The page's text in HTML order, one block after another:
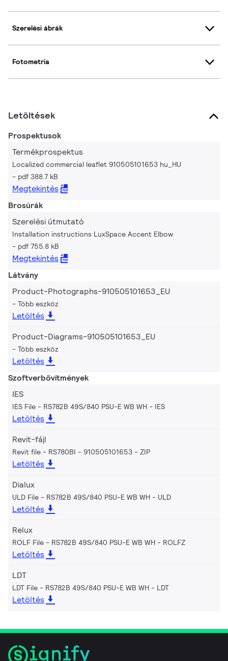
Szerelési ábrák
Fotometria
Letöltések
Prospektusok
Termékprospektus
Localized commercial leaflet 910505101653 hu_HU
pdf 388.7 kB
Megtekintés
Brosúrák
Szerelési útmutató
Installation instructions LuxSpace Accent Elbow
pdf 755.8 kB
Megtekintés
Látvány
Product-Photographs-910505101653_EU
Több eszköz
Letöltés
Product-Diagrams-910505101653_EU
Több eszköz
Letöltés
Szoftverbővítmények
IES
IES File - RS782B 49S/840 PSU-E WB WH IES
Letöltés
Revit-fájl
Revit file - RS780BI - 910505101653 ZIP
Letöltés
Dialux
ULD File - RS782B 49S/840 PSU-E WB WH ULD
Letöltés
Relux
ROLF File - RS782B 49S/840 PSU-E WB WH ROLFZ
Letöltés
LDT
LDT File - RS782B 49S/840 PSU-E WB WH LDT
Letöltés